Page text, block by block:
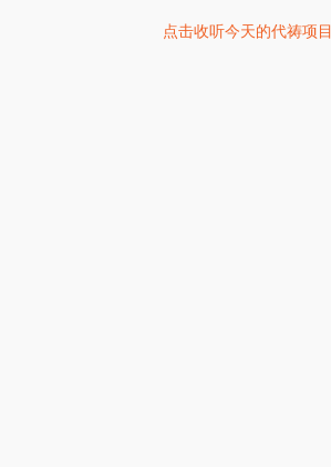
点击收听今天的代祷项目